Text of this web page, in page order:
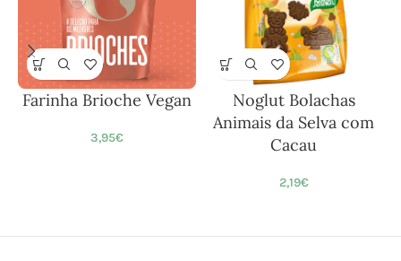
Farinha Brioche Vegan
3,95€
Noglut Bolachas
Animais da Selva com
Cacau
2,19€